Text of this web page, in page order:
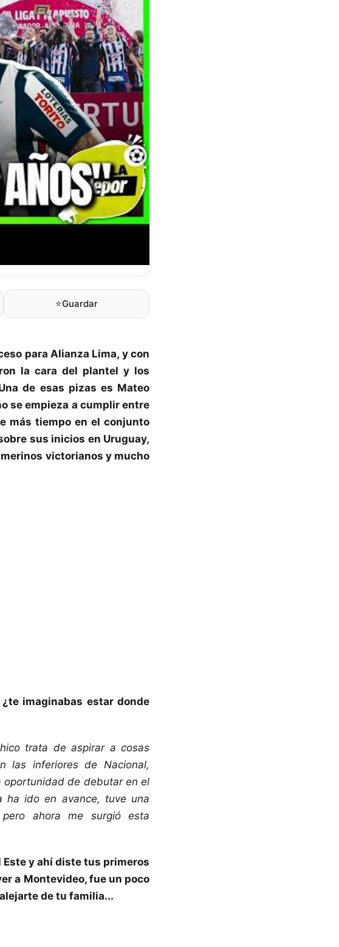
⭐Guardar
para Alianza Lima, y con
la cara del plantel y los
de esas pizas es Mateo
se empieza a cumplir entre
más tiempo en el conjunto
sus inicios en Uruguay,
victorianos y mucho
imaginabas estar donde
trata de aspirar a cosas
las inferiores de Nacional,
oportunidad de debutar en el
ha ido en avance, tuve una
ahora me surgió esta
y ahí diste tus primeros
a Montevideo, fue un poco
de tu familia...